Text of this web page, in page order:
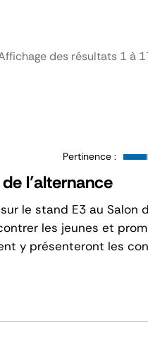
des résultats 1 à
l’alternance
Pertinence :
le stand E3 au Salon
les jeunes et
y présenteront les